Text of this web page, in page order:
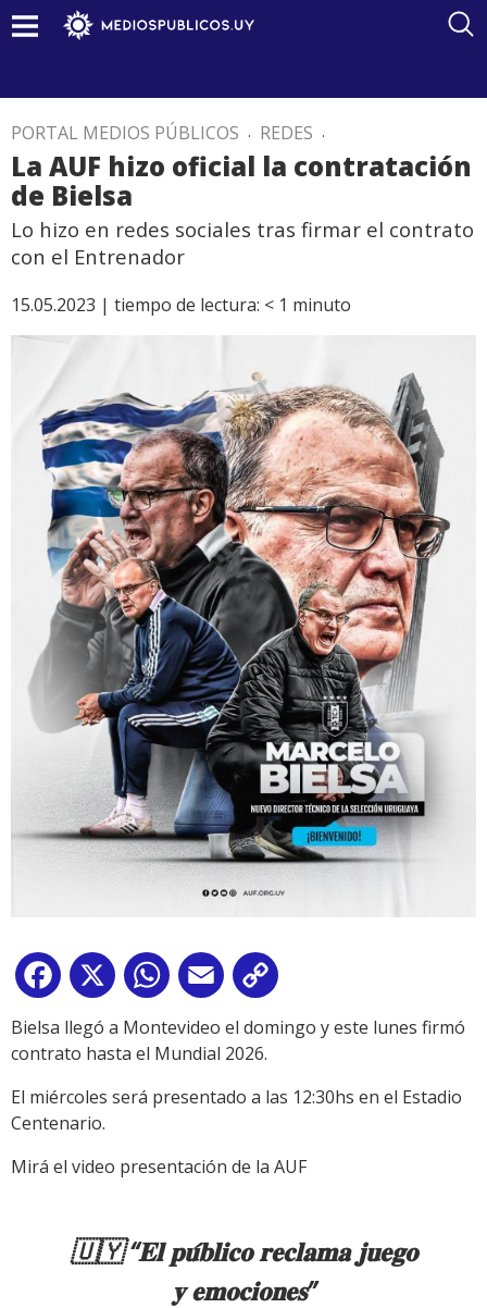
PORTAL MEDIOS PÚBLICOS . REDES .
La AUF hizo oficial la contratación
de Bielsa
Lo hizo en redes sociales tras firmar el contrato
con el Entrenador
15.05.2023 | tiempo de lectura: < 1 minuto
Facebook
X WhatsApp
Email
Link
Bielsa llegó a Montevideo el domingo y este lunes firmó
contrato hasta el Mundial 2026.
El miércoles será presentado a las 12:30hs en el Estadio
Centenario.
Mirá el video presentación de la AUF
🇺🇾 “𝐄𝐥 𝐩𝐮́𝐛𝐥𝐢𝐜𝐨 𝐫𝐞𝐜𝐥𝐚𝐦𝐚 𝐣𝐮𝐞𝐠𝐨
𝐲 𝐞𝐦𝐨𝐜𝐢𝐨𝐧𝐞𝐬”